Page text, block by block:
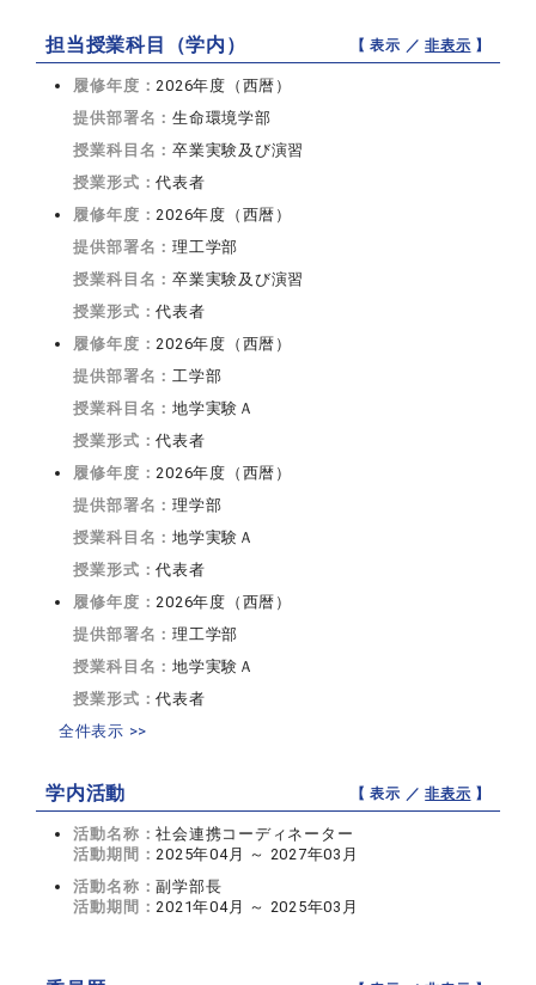
担当授業科目（学内） 【 表示 ／非表示 】
履修年度：2026年度（西暦）
提供部署名：生命環境学部
授業科目名：卒業実験及び演習
授業形式：代表者
履修年度：2026年度（西暦）
提供部署名：理工学部
授業科目名：卒業実験及び演習
授業形式：代表者
履修年度：2026年度（西暦）
提供部署名：工学部
授業科目名：地学実験Ａ
授業形式：代表者
履修年度：2026年度（西暦）
提供部署名：理学部
授業科目名：地学実験Ａ
授業形式：代表者
履修年度：2026年度（西暦）
提供部署名：理工学部
授業科目名：地学実験Ａ
授業形式：代表者
全件表示 >>
学内活動 【 表示 ／非表示 】
活動名称：社会連携コーディネーター
活動期間：2025年04月 ～ 2027年03月
活動名称：副学部長
活動期間：2021年04月 ～ 2025年03月